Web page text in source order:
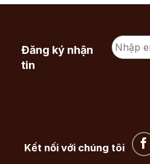
Đăng ký nhận
tin
Kết nối với chúng tôi